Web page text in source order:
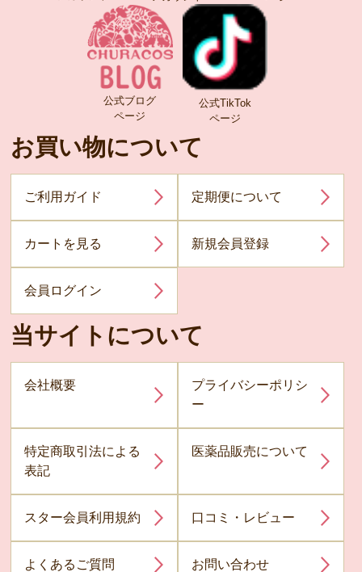
公式ブログ
ページ
公式TikTok
ページ
お買い物について
ご利用ガイド 定期便について
カートを見る 新規会員登録
会員ログイン
当サイトについて
会社概要
プライバシーポリシ
ー
特定商取引法による
表記
医薬品販売について
スター会員利用規約 口コミ・レビュー
よくあるご質問 お問い合わせ